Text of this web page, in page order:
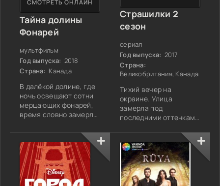
Тайна долины
Фонарей
мультфильм
Год выпуска: 2018
Страна: Канада
В далёкой долине, где
ночь освещают сотни
мерцающих фонарей,
время словно замерло.
достаточно, чтобы
жители привыкли к
отсутствию перемен.
За этим бесконечным
круговоротом стоит
Олистин — старейшина
СМОТРЕТЬ ОНЛАЙН
Страшилки 2
сезон
сериал
Год выпуска: 2017
Страна:
Великобритания, Канада
Тихий вечер на
окраине. Улица
замерла под
последними оттенками
Одиннадцатилетний
Джейкоб, лениво
пинающий камешки,
замечает, как
соседская старушка
бросает на него